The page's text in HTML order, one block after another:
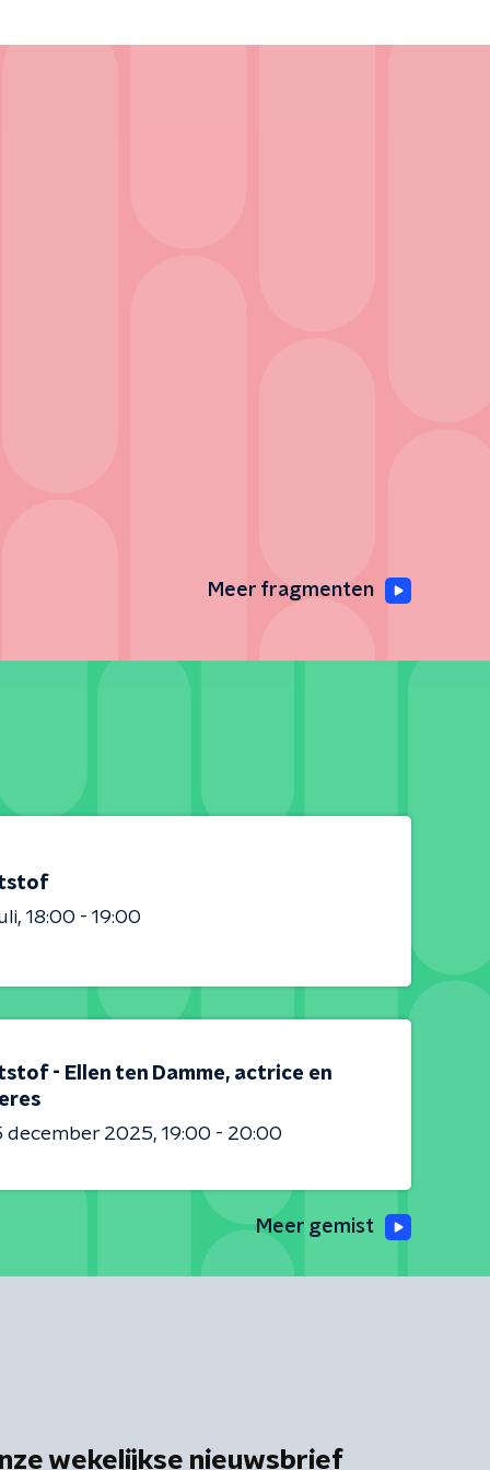
Meer fragmenten
18:00 - 19:00
- Ellen ten Damme, actrice en
december 2025 19:00 - 20:00
Meer gemist
wekelijkse nieuwsbrief